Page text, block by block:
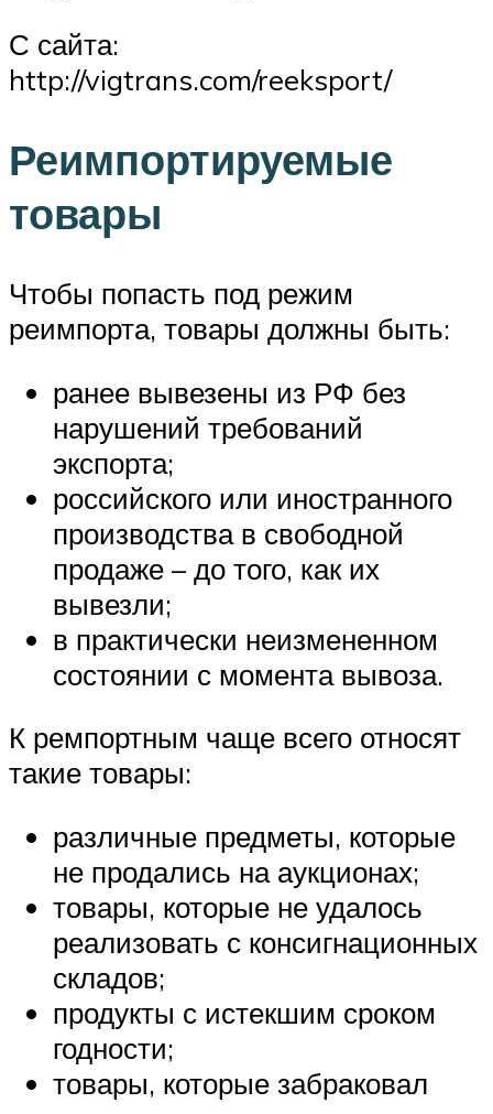
С сайта:
http://vigtrans.com/reeksport/
Реимпортируемые
товары
Чтобы попасть под режим
реимпорта, товары должны быть:
ранее вывезены из РФ без
нарушений требований
экспорта;
российского или иностранного
производства в свободной
продаже – до того, как их
вывезли;
в практически неизмененном
состоянии с момента вывоза.
К ремпортным чаще всего относят
такие товары:
различные предметы, которые
не продались на аукционах;
товары, которые не удалось
реализовать с консигнационных
складов;
продукты с истекшим сроком
годности;
товары, которые забраковал